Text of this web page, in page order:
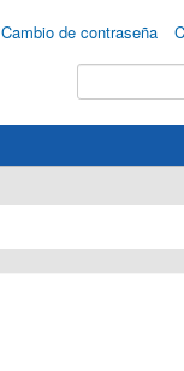
Cambio de contraseña